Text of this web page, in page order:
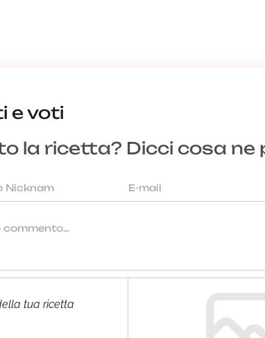
e voti
la ricetta? Dicci cosa ne
tua ricetta